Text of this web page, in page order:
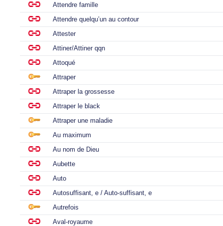
Attendre famille
Attendre quelqu’un au contour
Attester
Attiner/Attiner qqn
Attoqué
Attraper
Attraper la grossesse
Attraper le black
Attraper une maladie
Au maximum
Au nom de Dieu
Aubette
Auto
Autosuffisant, e / Auto-suffisant, e
Autrefois
Aval-royaume